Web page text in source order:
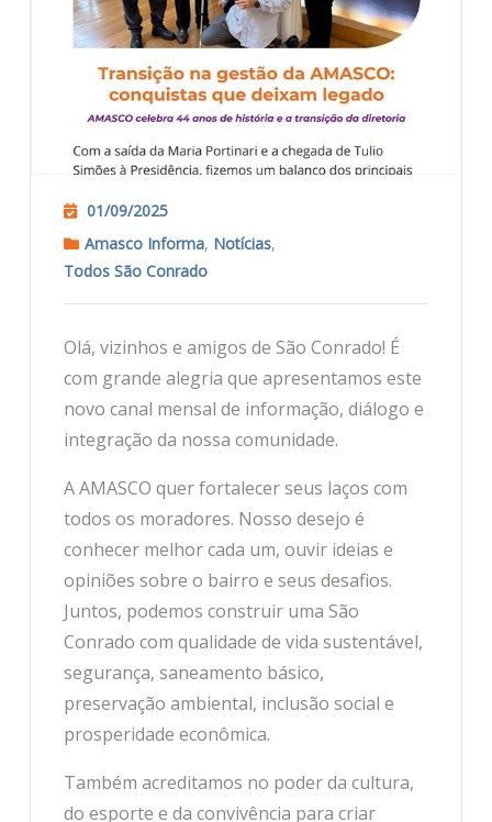
01/09/2025
Amasco Informa, Notícias,
Todos São Conrado
Olá, vizinhos e amigos de São Conrado! É
com grande alegria que apresentamos este
novo canal mensal de informação, diálogo e
integração da nossa comunidade.
A AMASCO quer fortalecer seus laços com
todos os moradores. Nosso desejo é
conhecer melhor cada um, ouvir ideias e
opiniões sobre o bairro e seus desafios.
Juntos, podemos construir uma São
Conrado com qualidade de vida sustentável,
segurança, saneamento básico,
preservação ambiental, inclusão social e
prosperidade econômica.
Também acreditamos no poder da cultura,
do esporte e da convivência para criar